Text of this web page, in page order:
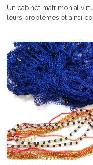
Un cabinet matrimonial
leurs problèmes et ainsi